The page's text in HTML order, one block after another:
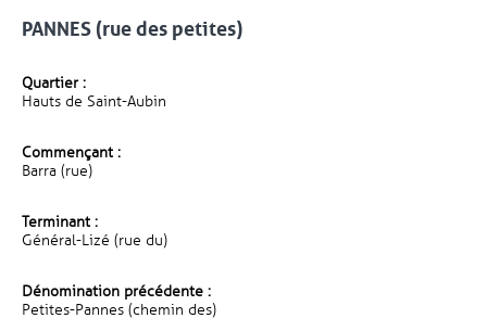
PANNES (rue des petites)
Quartier :
Hauts de Saint-Aubin
Commençant :
Barra (rue)
Terminant :
Général-Lizé (rue du)
Dénomination précédente :
Petites-Pannes (chemin des)